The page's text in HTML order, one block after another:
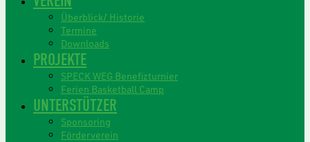
Überblick/ Historie
Termine
Downloads
PROJEKTE
SPECK WEG Benefizturnier
Ferien Basketball Camp
UNTERSTÜTZER
Sponsoring
Förderverein